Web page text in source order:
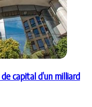
capital d’un milliard